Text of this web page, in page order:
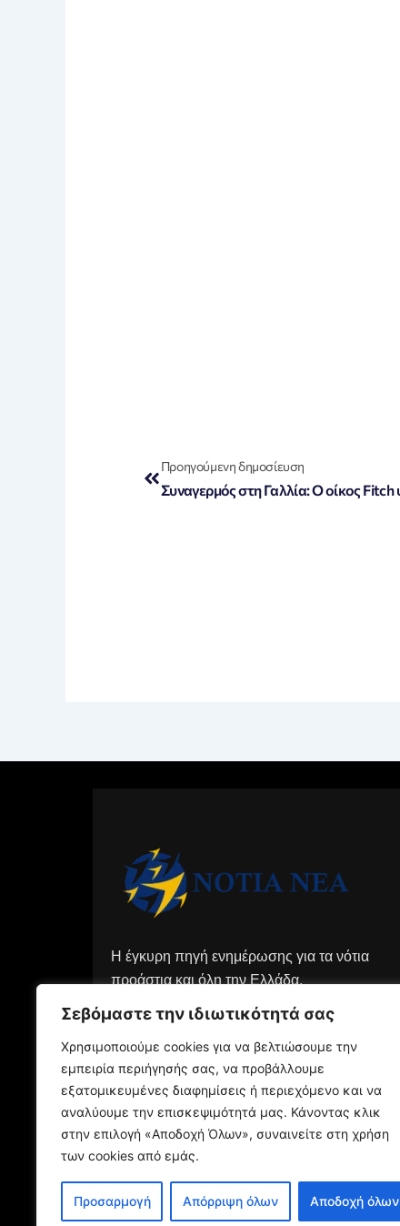
Σεβόμαστε την ιδιωτικότητά σας
Χρησιμοποιούμε cookies για να βελτιώσουμε την
εμπειρία περιήγησής σας, να προβάλλουμε
εξατομικευμένες διαφημίσεις ή περιεχόμενο και να
αναλύουμε την επισκεψιμότητά μας. Κάνοντας κλικ
στην επιλογή «Αποδοχή Όλων», συναινείτε στη χρήση
των cookies από εμάς.
Προσαρμογή Απόρριψη όλων Αποδοχή όλων
Προηγούμενη δημοσίευση
Η έγκυρη πηγή ενημέρωσης για τα νότια
προάστια και όλη την Ελλάδα.